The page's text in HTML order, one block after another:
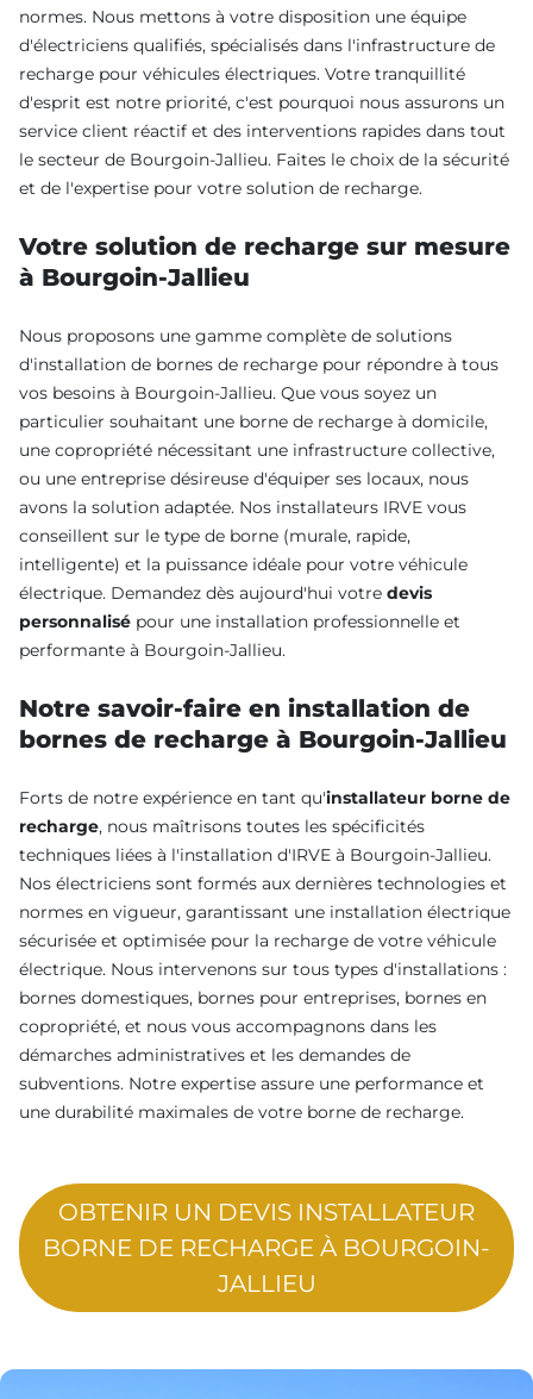
normes. Nous mettons à votre disposition une équipe
d'électriciens qualifiés, spécialisés dans l'infrastructure de
recharge pour véhicules électriques. Votre tranquillité
d'esprit est notre priorité, c'est pourquoi nous assurons un
service client réactif et des interventions rapides dans tout
le secteur de Bourgoin-Jallieu. Faites le choix de la sécurité
et de l'expertise pour votre solution de recharge.
Votre solution de recharge sur mesure
à Bourgoin-Jallieu
Nous proposons une gamme complète de solutions
d'installation de bornes de recharge pour répondre à tous
vos besoins à Bourgoin-Jallieu. Que vous soyez un
particulier souhaitant une borne de recharge à domicile,
une copropriété nécessitant une infrastructure collective,
ou une entreprise désireuse d'équiper ses locaux, nous
avons la solution adaptée. Nos installateurs IRVE vous
conseillent sur le type de borne (murale, rapide,
intelligente) et la puissance idéale pour votre véhicule
électrique. Demandez dès aujourd'hui votre devis
personnalisé pour une installation professionnelle et
performante à Bourgoin-Jallieu.
Notre savoir-faire en installation de
bornes de recharge à Bourgoin-Jallieu
Forts de notre expérience en tant qu'installateur borne de
recharge, nous maîtrisons toutes les spécificités
techniques liées à l'installation d'IRVE à Bourgoin-Jallieu.
Nos électriciens sont formés aux dernières technologies et
normes en vigueur, garantissant une installation électrique
sécurisée et optimisée pour la recharge de votre véhicule
électrique. Nous intervenons sur tous types d'installations :
bornes domestiques, bornes pour entreprises, bornes en
copropriété, et nous vous accompagnons dans les
démarches administratives et les demandes de
subventions. Notre expertise assure une performance et
une durabilité maximales de votre borne de recharge.
OBTENIR UN DEVIS INSTALLATEUR
BORNE DE RECHARGE À BOURGOIN-
JALLIEU